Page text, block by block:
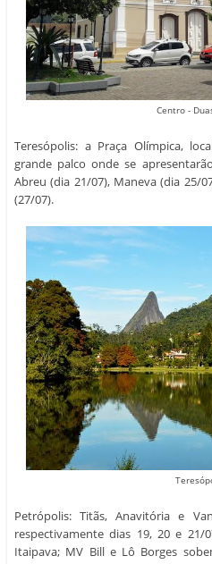
Centro -
Teresópolis: a Praça Olímpica,
grande palco onde se
Abreu (dia 21/07), Maneva (dia 25/
(27/07).
Petrópolis: Titãs, Anavitória e
respectivamente dias 19, 20 e 21/
Itaipava; MV Bill e Lô Borges